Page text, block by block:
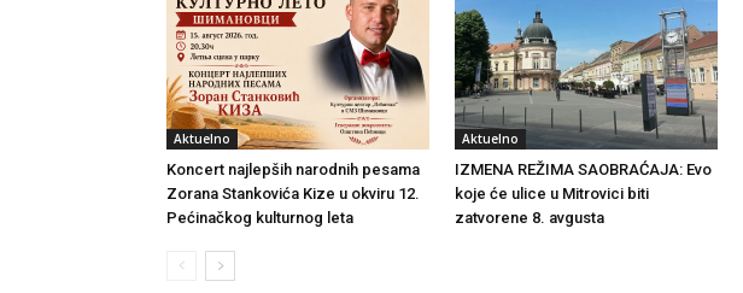
Aktuelno
Koncert najlepših narodnih pesama
Zorana Stankovića Kize u okviru 12.
Pećinačkog kulturnog leta
Aktuelno
IZMENA REŽIMA SAOBRAĆAJA: Evo
koje će ulice u Mitrovici biti
zatvorene 8. avgusta